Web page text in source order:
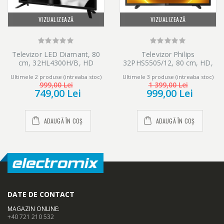
AFACERE!
Alege caracteristicile Hotel TV Mode (Passive) potrivite business-
VIZUALIZEAZĂ
Televizor LED Diamant, 80
cm, 32HL4300H/B, HD
Ultimele 2 produse (intreaba stoc)
999,00 Lei
749,00 Lei
ADAUGĂ ÎN COȘ
VIZUALIZEAZĂ
Televizor Philips
32PHS5505/12, 80 cm, HD,
Ultimele 3 produse (intreaba stoc)
1 399,00 Lei
999,00 Lei
ADAUGĂ ÎN COȘ
DATE DE CONTACT
MAGAZIN ONLINE:
+40 721 210 532